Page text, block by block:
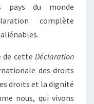
pays du monde
complète
de cette Déclaration
des droits
droits et la dignité
nous, qui vivons